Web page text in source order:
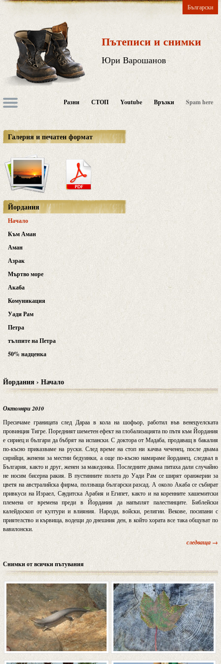
Български
Пътеписи и снимки
Юри Варошанов
Разни СТОП Youtube Връзки Spam here
Галерия и печатен формат
Йордания
Начало
Към Аман
Аман
Азрак
Мъртво море
Акаба
Комуникация
Уади Рам
Петра
тълпите на Петра
50% надценка
Йордания › Начало
Октомври 2010
Пресичаме границата след Дараа в кола на шофьор, работил във венецуелската
провинция Тигре. Поредният шеметен ефект на глобализацията по пътя към Йордания
е сириец и българи да бъбрят на испански. С доктора от Мадаба, продаващ в бакалия
по-късно приказваме на руски. След време на стоп ни качва чеченец, после двама
сирийци, женени за местни бедуинки, а още по-късно намираме йорданец, следвал в
България, както и друг, женен за македонка. Последните двама питаха дали случайно
не носим бисерна ракия. В пустинните полета до Уади Рам се ширят оранжерии за
цветя на австралийска фирма, ползваща български разсад. А около Акаба се събират
привкуси на Израел, Саудитска Арабия и Египет, както и на коренните хашемитски
племена от времена преди в Йордания да напъплят палестинците. Библейски
калейдоскоп от култури и влияния. Народи, войски, религии. Векове, посипани с
приятелство и кървища, водещи до днешния ден, в който хората все така общуват по
вавилонски.
следваща →
Снимки от всички пътувания